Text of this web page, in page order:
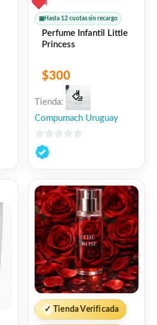
4
▣ Hasta 12 cuotas sin recargo
Perfume Infantil Little
Princess
$300
Tienda:
Compumach Uruguay
0
de
✓ Tienda Verificada